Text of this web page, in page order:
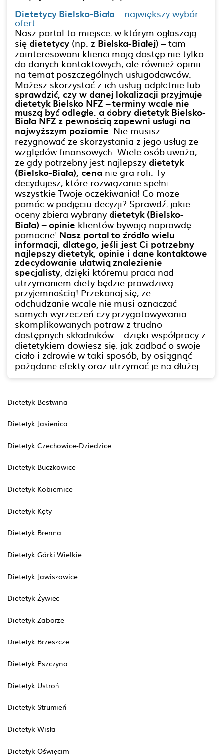
Dietetycy Bielsko-Biała– największy wybór
ofert
Nasz portal to miejsce, w którym ogłaszają
się dietetycy (np. z Bielska-Białej) – tam
zainteresowani klienci mają dostęp nie tylko
do danych kontaktowych, ale również opinii
na temat poszczególnych usługodawców.
Możesz skorzystać z ich usług odpłatnie lub
sprawdzić, czy w danej lokalizacji przyjmuje
dietetyk Bielsko NFZ – terminy wcale nie
muszą być odległe, a dobry dietetyk Bielsko-
Biała NFZ z pewnością zapewni usługi na
najwyższym poziomie. Nie musisz
rezygnować ze skorzystania z jego usług ze
względów finansowych. Wiele osób uważa,
że gdy potrzebny jest najlepszy dietetyk
(Bielsko-Biała), cena nie gra roli. Ty
decydujesz, które rozwiązanie spełni
wszystkie Twoje oczekiwania! Co może
pomóc w podjęciu decyzji? Sprawdź, jakie
oceny zbiera wybrany dietetyk (Bielsko-
Biała) – opinie klientów bywają naprawdę
pomocne! Nasz portal to źródło wielu
informacji, dlatego, jeśli jest Ci potrzebny
najlepszy dietetyk, opinie i dane kontaktowe
zdecydowanie ułatwią znalezienie
specjalisty, dzięki któremu praca nad
utrzymaniem diety będzie prawdziwą
przyjemnością! Przekonaj się, że
odchudzanie wcale nie musi oznaczać
samych wyrzeczeń czy przygotowywania
skomplikowanych potraw z trudno
dostępnych składników – dzięki współpracy z
dietetykiem dowiesz się, jak zadbać o swoje
ciało i zdrowie w taki sposób, by osiągnąć
pożądane efekty oraz utrzymać je na dłużej.
Dietetyk Bestwina
Dietetyk Jasienica
Dietetyk Czechowice-Dziedzice
Dietetyk Buczkowice
Dietetyk Kobiernice
Dietetyk Kęty
Dietetyk Brenna
Dietetyk Górki Wielkie
Dietetyk Jawiszowice
Dietetyk Żywiec
Dietetyk Zaborze
Dietetyk Brzeszcze
Dietetyk Pszczyna
Dietetyk Ustroń
Dietetyk Strumień
Dietetyk Wisła
Dietetyk Oświęcim